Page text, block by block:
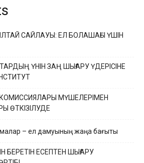
САЙЛАУЫ: ЕЛ БОЛАШАҒЫ ҮШІН
ҮНІН ЗАҢ ШЫҒАРУ ҮДЕРІСІНЕ
МҮШЕЛЕРІМЕН
ӨТКІЗІЛУДЕ
– ел дамуының жаңа бағыты
БЕРЕТІН ЕСЕПТЕН ШЫҒАРУ